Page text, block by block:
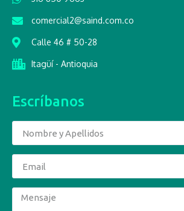
comercial2@saind.com.co
Calle 46 # 50-28
Itagüí - Antioquia
Escríbanos